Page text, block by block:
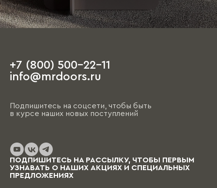
+7 (800) 500-22-11
info@mrdoors.ru
Подпишитесь на соцсети, чтобы быть
в курсе наших новых поступлений
ПОДПИШИТЕСЬ НА РАССЫЛКУ, ЧТОБЫ ПЕРВЫМ
УЗНАВАТЬ О НАШИХ АКЦИЯХ И СПЕЦИАЛЬНЫХ
ПРЕДЛОЖЕНИЯХ